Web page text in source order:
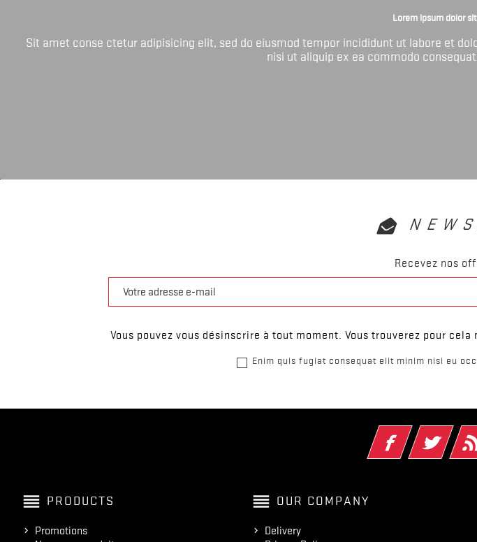
Lorem ipsum dolor
Sit amet conse ctetur adipisicing elit, sed do eiusmod tempor incididunt ut labore et
nisi ut aliquip ex ea commodo
Recevez nos
Vous pouvez vous désinscrire à tout moment. Vous trouverez pour
Enim quis fugiat consequat elit minim nisi eu
FacebookTwitter
reorder PRODUCTS
Promotions
reorder OUR COMPANY
Delivery